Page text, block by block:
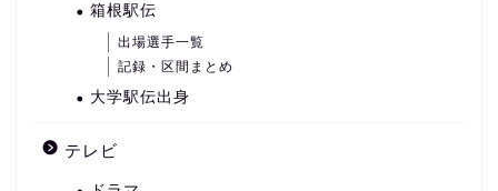
箱根駅伝
出場選手一覧
記録・区間まとめ
大学駅伝出身
テレビ